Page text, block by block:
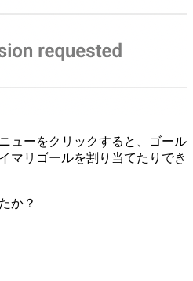
ューをクリックすると、ゴール
マリゴールを割り当てたりでき
か？